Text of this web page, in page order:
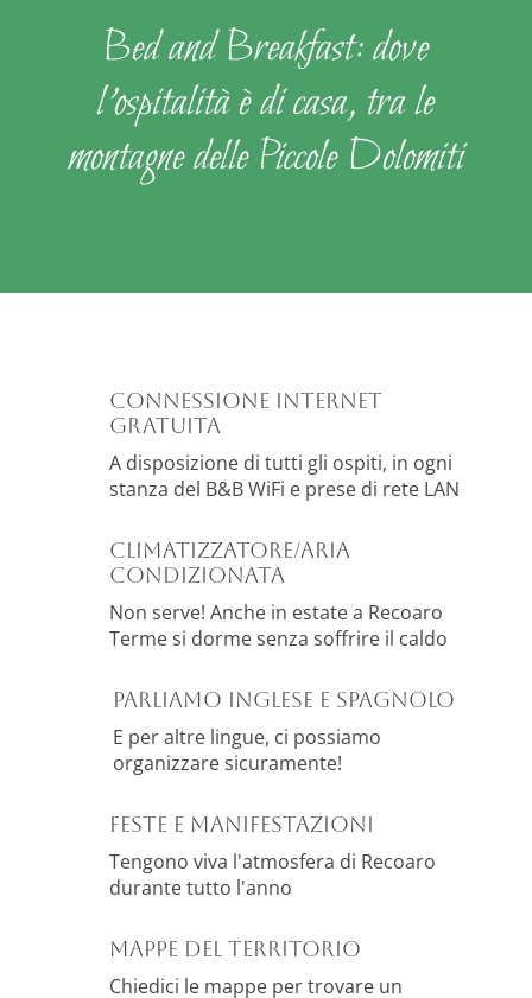
Bed and Breakfast: dove
l'ospitalità è di casa, tra le
montagne delle Piccole Dolomiti
Connessione Internet
gratuita
A disposizione di tutti gli ospiti, in ogni
stanza del B&B WiFi e prese di rete LAN
Climatizzatore/Aria
condizionata
Non serve! Anche in estate a Recoaro
Terme si dorme senza soffrire il caldo
Parliamo inglese e spagnolo
E per altre lingue, ci possiamo
organizzare sicuramente!
Feste e manifestazioni
Tengono viva l'atmosfera di Recoaro
durante tutto l'anno
MAPPE DEL TERRITORIO
Chiedici le mappe per trovare un